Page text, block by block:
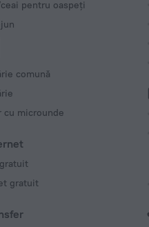
pentru oaspeți
comună
cu microunde
gratuit